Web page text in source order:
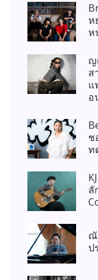
ห
ห
ญ
ส
แ
อ
ช
ท
ลั
ณั
ป